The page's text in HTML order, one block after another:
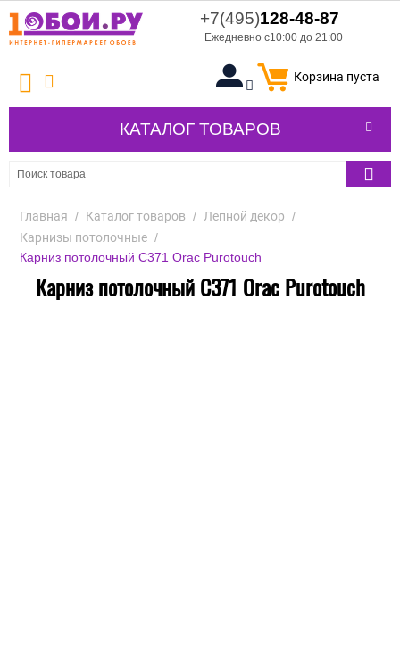
+7(495)128-48-87
Ежедневно с10:00 до 21:00
Корзина пуста
КАТАЛОГ ТОВАРОВ
Главная / Каталог товаров / Лепной декор /
Карнизы потолочные /
Карниз потолочный C371 Orac Purotouch
Карниз потолочный C371 Orac Purotouch